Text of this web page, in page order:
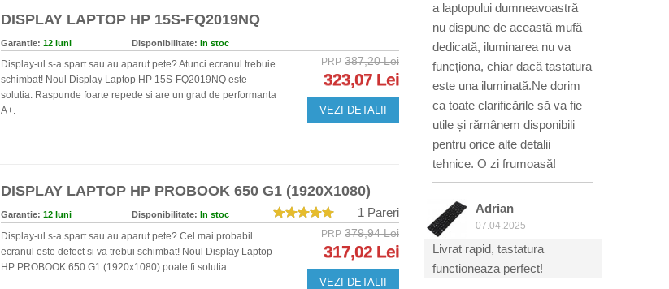
DISPLAY LAPTOP HP 15S-FQ2019NQ
Garantie: 12 luni Disponibilitate: In stoc
Display-ul s-a spart sau au aparut pete? Atunci ecranul trebuie
schimbat! Noul Display Laptop HP 15S-FQ2019NQ este
solutia. Raspunde foarte repede si are un grad de performanta
A+.
PRP 387,20 Lei
323,07 Lei
VEZI DETALII
DISPLAY LAPTOP HP PROBOOK 650 G1 (1920X1080)
Garantie: 12 luni Disponibilitate: In stoc 1 Pareri
Display-ul s-a spart sau au aparut pete? Cel mai probabil
ecranul este defect si va trebui schimbat! Noul Display Laptop
HP PROBOOK 650 G1 (1920x1080) poate fi solutia.
PRP 379,94 Lei
317,02 Lei
VEZI DETALII
a laptopului dumneavoastră
nu dispune de această mufă
dedicată, iluminarea nu va
funcționa, chiar dacă tastatura
este una iluminată.Ne dorim
ca toate clarificările să va fie
utile și rămânem disponibili
pentru orice alte detalii
tehnice. O zi frumoasă!
Adrian
07.04.2025
Livrat rapid, tastatura
functioneaza perfect!